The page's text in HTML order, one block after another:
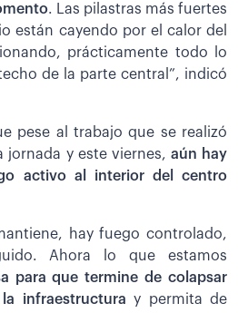
. Las pilastras más fuertes
están cayendo por el calor del
prácticamente todo lo
de la parte central”, indicó
pese al trabajo que se realizó
jornada y este viernes, aún hay
activo al interior del centro
hay fuego controlado,
Ahora lo que estamos
para que termine de colapsar
infraestructura y permita de